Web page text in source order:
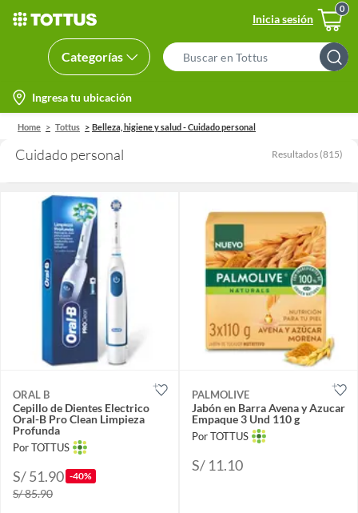
Inicia sesión
Categorías
Search
Bar
location-
icon
Ingresa tu ubicación
Home Tottus Belleza, higiene y salud - Cuidado personal
Cuidado personal Resultados (815)
ORAL B
Cepillo de Dientes Electrico
Oral-B Pro Clean Limpieza
Profunda
Por TOTTUS
S/ 51.90 -40%
S/ 85.90
PALMOLIVE
Jabón en Barra Avena y Azucar
Empaque 3 Und 110 g
Por TOTTUS
S/ 11.10